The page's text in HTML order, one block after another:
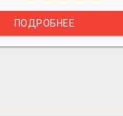
ПОДРОБНЕЕ